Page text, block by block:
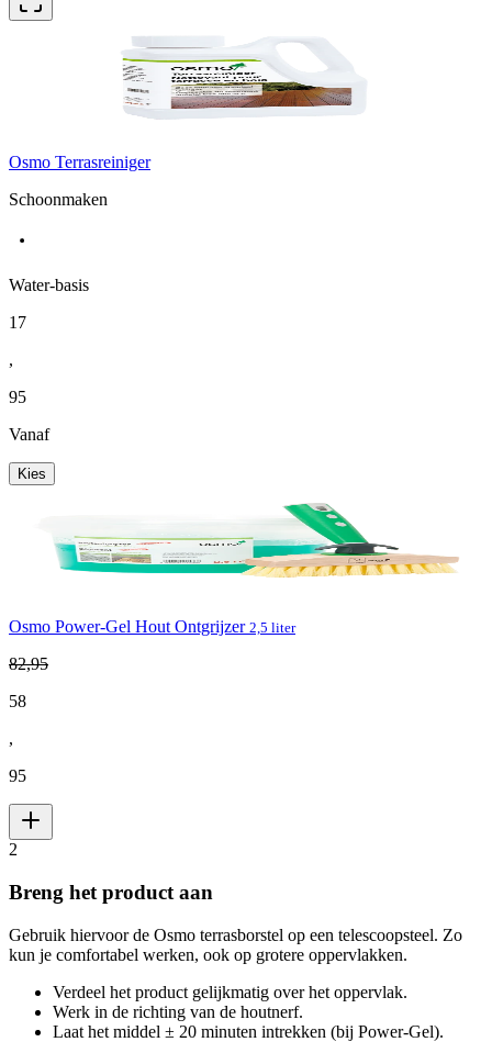
Osmo Terrasreiniger
Schoonmaken
Water-basis
17
,
95
Vanaf
Kies
Osmo Power-Gel Hout Ontgrijzer 2,5 liter
82,95
58
,
95
2
Breng het product aan
Gebruik hiervoor de Osmo terrasborstel op een telescoopsteel. Zo
kun je comfortabel werken, ook op grotere oppervlakken.
Verdeel het product gelijkmatig over het oppervlak.
Werk in de richting van de houtnerf.
Laat het middel ± 20 minuten intrekken (bij Power-Gel).